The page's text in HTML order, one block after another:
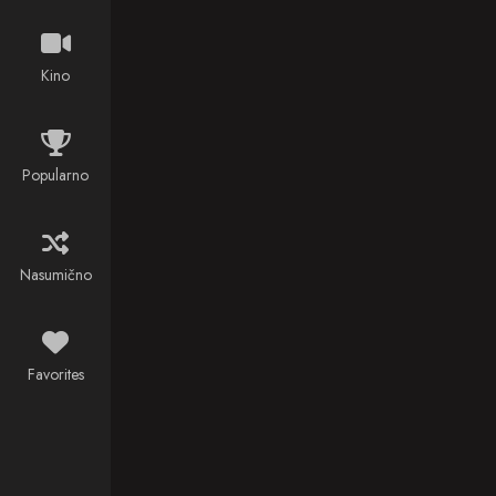
Kino
Popularno
Nasumično
Favorites